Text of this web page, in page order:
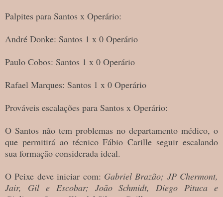
Palpites para Santos x Operário:
André Donke: Santos 1 x 0 Operário
Paulo Cobos: Santos 1 x 0 Operário
Rafael Marques: Santos 1 x 0 Operário
Prováveis escalações para Santos x Operário:
O Santos não tem problemas no departamento médico, o
que permitirá ao técnico Fábio Carille seguir escalando
sua formação considerada ideal.
O Peixe deve iniciar com: Gabriel Brazão; JP Chermont,
Jair, Gil e Escobar; João Schmidt, Diego Pituca e